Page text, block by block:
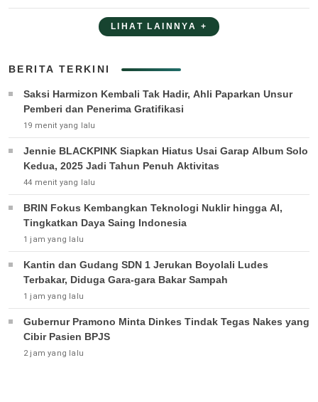
LIHAT LAINNYA +
BERITA TERKINI
Saksi Harmizon Kembali Tak Hadir, Ahli Paparkan Unsur
Pemberi dan Penerima Gratifikasi
19 menit yang lalu
Jennie BLACKPINK Siapkan Hiatus Usai Garap Album Solo
Kedua, 2025 Jadi Tahun Penuh Aktivitas
44 menit yang lalu
BRIN Fokus Kembangkan Teknologi Nuklir hingga AI,
Tingkatkan Daya Saing Indonesia
1 jam yang lalu
Kantin dan Gudang SDN 1 Jerukan Boyolali Ludes
Terbakar, Diduga Gara-gara Bakar Sampah
1 jam yang lalu
Gubernur Pramono Minta Dinkes Tindak Tegas Nakes yang
Cibir Pasien BPJS
2 jam yang lalu